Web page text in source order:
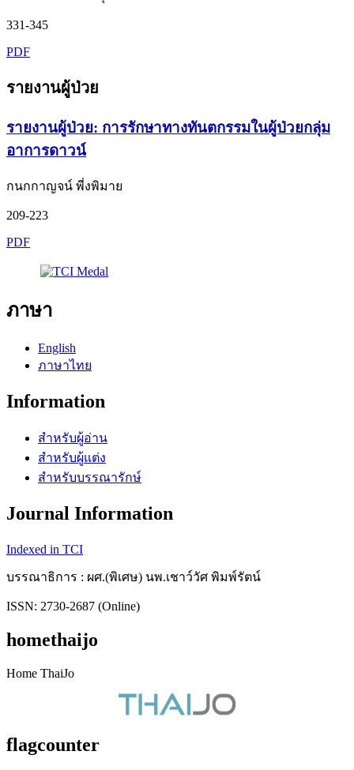
331-345
PDF
รายงานผู้ป่วย
รายงานผู้ป่วย: การรักษาทางทันตกรรมในผู้ป่วยกลุ่ม
อาการดาวน์
กนกกาญจน์ พี่งพิมาย
209-223
PDF
ภาษา
English
ภาษาไทย
Information
สำหรับผู้อ่าน
สำหรับผู้แต่ง
สำหรับบรรณารักษ์
Journal Information
Indexed in TCI
บรรณาธิการ : ผศ.(พิเศษ) นพ.เชาว์วัศ พิมพ์รัตน์
ISSN: 2730-2687 (Online)
homethaijo
Home ThaiJo
flagcounter